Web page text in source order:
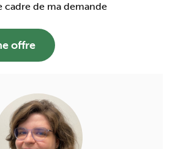
cadre de ma demande
offre